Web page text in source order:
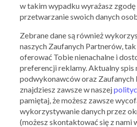
w takim wypadku wyrażasz
przetwarzanie swoich danych
Zebrane dane są również
naszych Zaufanych Partnerów,
oferować Tobie nienachalne i
preferencji reklamy. Aktualny spis
podwykonawców oraz Zaufanych
znajdziesz zawsze w naszej
pamiętaj, że możesz zawsze
wykorzystywanie danych przez
(możesz skontaktować się z nami